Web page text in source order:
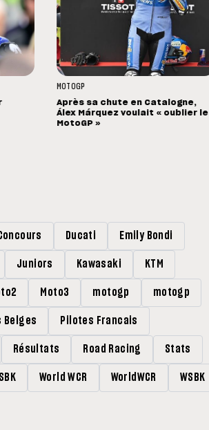
MOTOGP
Après sa chute en Catalogne,
Álex Márquez voulait « oublier le
MotoGP »
Ducati Emily Bondi
Juniors Kawasaki KTM
Moto3 motogp motogp
Belges Pilotes Francais
Résultats Road Racing Stats
World WCR WorldWCR WSBK